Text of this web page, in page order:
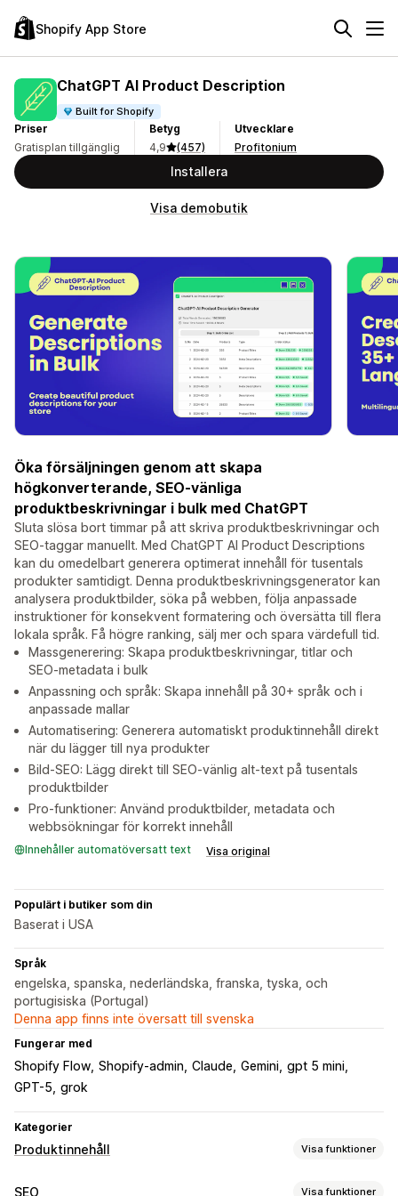
Shopify App Store
ChatGPT AI Product Description
Built for Shopify
Priser
Gratisplan tillgänglig
Betyg
4,9
(457)
Utvecklare
Profitonium
Installera
Visa demobutik
Öka försäljningen genom att skapa
högkonverterande, SEO-vänliga
produktbeskrivningar i bulk med ChatGPT
Sluta slösa bort timmar på att skriva produktbeskrivningar och
SEO-taggar manuellt. Med ChatGPT AI Product Descriptions
kan du omedelbart generera optimerat innehåll för tusentals
produkter samtidigt. Denna produktbeskrivningsgenerator kan
analysera produktbilder, söka på webben, följa anpassade
instruktioner för konsekvent formatering och översätta till flera
lokala språk. Få högre ranking, sälj mer och spara värdefull tid.
Massgenerering: Skapa produktbeskrivningar, titlar och
SEO-metadata i bulk
Anpassning och språk: Skapa innehåll på 30+ språk och i
anpassade mallar
Automatisering: Generera automatiskt produktinnehåll direkt
när du lägger till nya produkter
Bild-SEO: Lägg direkt till SEO-vänlig alt-text på tusentals
produktbilder
Pro-funktioner: Använd produktbilder, metadata och
webbsökningar för korrekt innehåll
Innehåller automatöversatt text Visa original
Populärt i butiker som din
Baserat i USA
Språk
engelska, spanska, nederländska, franska, tyska, och
portugisiska (Portugal)
Denna app finns inte översatt till svenska
Fungerar med
Shopify Flow Shopify-admin Claude Gemini gpt 5 mini
GPT-5 grok
Kategorier
Produktinnehåll Visa funktioner
Innehållstyper
SEO Visa funktioner